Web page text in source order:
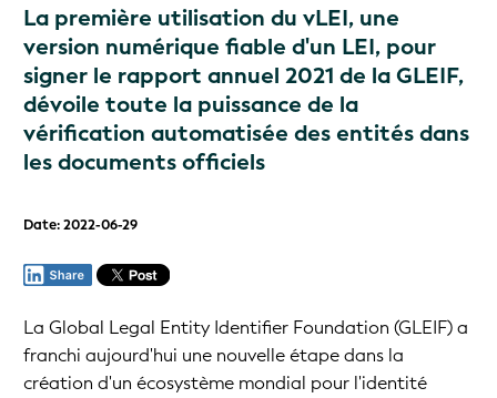
La première utilisation du vLEI, une
version numérique fiable d'un LEI, pour
signer le rapport annuel 2021 de la GLEIF,
dévoile toute la puissance de la
vérification automatisée des entités dans
les documents officiels
Date: 2022-06-29
La Global Legal Entity Identifier Foundation (GLEIF) a
franchi aujourd'hui une nouvelle étape dans la
création d'un écosystème mondial pour l'identité